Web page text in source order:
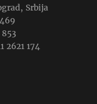
Srbija
2621 174